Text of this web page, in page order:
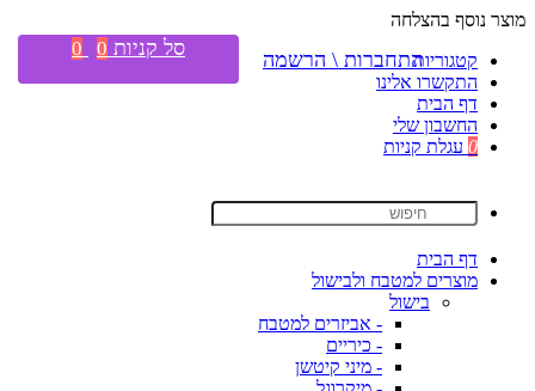
מוצר נוסף בהצלחה
קטגוריות
התקשרו אלינו
דף הבית
החשבון שלי
0 עגלת קניות
דף הבית
מוצרים למטבח ולבישול
בישול
- אביזרים למטבח
- כיריים
- מיני קיטשן
התחברות \ הרשמה סל קניות 0
0